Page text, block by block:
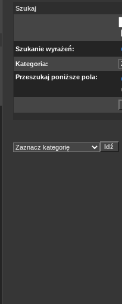
Szukaj
Szukanie wyrażeń:
Kategoria:
Przeszukaj poniższe pola: